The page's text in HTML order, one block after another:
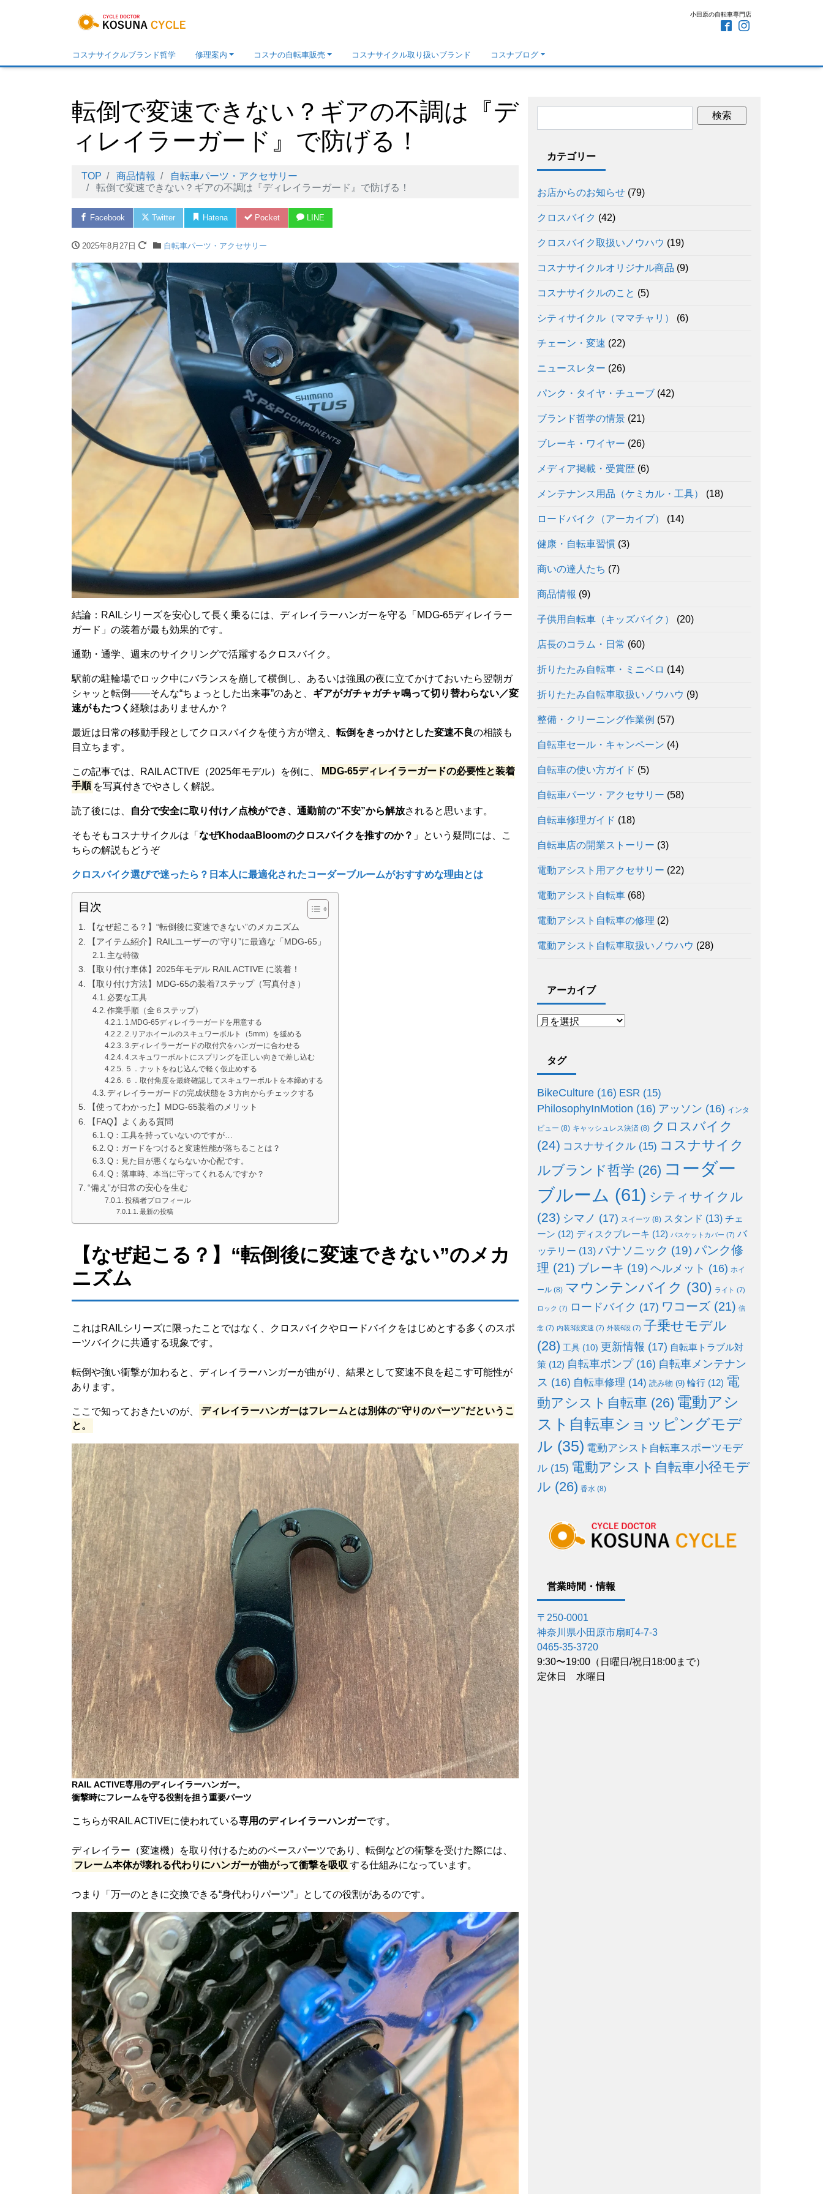
小田原の自転車専門店
コスナサイクルブランド哲学 修理案内 コスナの自転車販売 コスナサイクル取り扱いブランド コスナブログ
転倒で変速できない？ギアの不調は『デ
ィレイラーガード』で防げる！
TOP 商品情報
自転車パーツ・アクセサリー
転倒で変速できない？ギアの不調は『ディレイラーガード』で防げる！
Facebook Twitter Hatena Pocket LINE
2025年8月27日 自転車パーツ・アクセサリー
結論：RAILシリーズを安心して長く乗るには、ディレイラーハンガーを守る「MDG-65ディレイラー
ガード」の装着が最も効果的です。
通勤・通学、週末のサイクリングで活躍するクロスバイク。
駅前の駐輪場でロック中にバランスを崩して横倒し、あるいは強風の夜に立てかけておいたら翌朝ガ
シャッと転倒——そんな“ちょっとした出来事”のあと、 ギアがガチャガチャ鳴って切り替わらない／変
速がもたつく 経験はありませんか？
最近は日常の移動手段としてクロスバイクを使う方が増え、 転倒をきっかけとした変速不良の相談も
目立ちます。
この記事では、RAIL ACTIVE（2025年モデル）を例に、
MDG-65ディレイラーガードの必要性と装着
手順 を写真付きでやさしく解説。
読了後には、 自分で安全に取り付け／点検ができ、通勤前の“不安”から解放されると思います。
そもそもコスナサイクルは「 なぜKhodaaBloomのクロスバイクを推すのか？ 」という疑問には、こ
ちらの解説もどうぞ
クロスバイク選びで迷ったら？日本人に最適化されたコーダーブルームがおすすめな理由とは
目次
【なぜ起こる？】“転倒後に変速できない”のメカニズム
【アイテム紹介】RAILユーザーの“守り”に最適な「MDG-65」
主な特徴
【取り付け車体】2025年モデル RAIL ACTIVE に装着！
【取り付け方法】MDG-65の装着7ステップ（写真付き）
必要な工具
作業手順（全６ステップ）
1.MDG-65ディレイラーガードを用意する
2.リアホイールのスキュワーボルト（5mm）を緩める
3.ディレイラーガードの取付穴をハンガーに合わせる
4.スキュワーボルトにスプリングを正しい向きで差し込む
５．ナットをねじ込んで軽く仮止めする
６．取付角度を最終確認してスキュワーボルトを本締めする
ディレイラーガードの完成状態を３方向からチェックする
【使ってわかった】MDG-65装着のメリット
【FAQ】よくある質問
Q：工具を持っていないのですが…
Q：ガードをつけると変速性能が落ちることは？
Q：見た目が悪くならないか心配です。
Q：落車時、本当に守ってくれるんですか？
“備え”が日常の安心を生む
投稿者プロフィール
最新の投稿
【なぜ起こる？】“転倒後に変速できない”のメカ
ニズム
これはRAILシリーズに限ったことではなく、クロスバイクやロードバイクをはじめとする多くのスポ
ーツバイクに共通する現象です。
転倒や強い衝撃が加わると、ディレイラーハンガーが曲がり、結果として変速不良を起こす可能性が
あります。
ここで知っておきたいのが、
ディレイラーハンガーはフレームとは別体の“守りのパーツ”だというこ
と。
RAIL ACTIVE専用のディレイラーハンガー。
衝撃時にフレームを守る役割を担う重要パーツ
こちらがRAIL ACTIVEに使われている専用のディレイラーハンガーです。
ディレイラー（変速機）を取り付けるためのベースパーツであり、転倒などの衝撃を受けた際には、
フレーム本体が壊れる代わりにハンガーが曲がって衝撃を吸収 する仕組みになっています。
つまり「万一のときに交換できる“身代わりパーツ”」としての役割があるのです。
カテゴリー
お店からのお知らせ (79)
クロスバイク (42)
クロスバイク取扱いノウハウ (19)
コスナサイクルオリジナル商品 (9)
コスナサイクルのこと (5)
シティサイクル（ママチャリ） (6)
チェーン・変速 (22)
ニュースレター (26)
パンク・タイヤ・チューブ (42)
ブランド哲学の情景 (21)
ブレーキ・ワイヤー (26)
メディア掲載・受賞歴 (6)
メンテナンス用品（ケミカル・工具） (18)
ロードバイク（アーカイブ） (14)
健康・自転車習慣 (3)
商いの達人たち (7)
商品情報 (9)
子供用自転車（キッズバイク） (20)
店長のコラム・日常 (60)
折りたたみ自転車・ミニベロ (14)
折りたたみ自転車取扱いノウハウ (9)
整備・クリーニング作業例 (57)
自転車セール・キャンペーン (4)
自転車の使い方ガイド (5)
自転車パーツ・アクセサリー (58)
自転車修理ガイド (18)
自転車店の開業ストーリー (3)
電動アシスト用アクセサリー (22)
電動アシスト自転車 (68)
電動アシスト自転車の修理 (2)
電動アシスト自転車取扱いノウハウ (28)
アーカイブ
タグ
BikeCulture (16) ESR (15)
PhilosophyInMotion (16) アッソン (16) インタ
ビュー (8) キャッシュレス決済 (8) クロスバイク
(24) コスナサイクル (15) コスナサイク
ルブランド哲学 (26) コーダー
ブルーム (61) シティサイクル
(23) シマノ (17) スイーツ (8) スタンド (13) チェ
ーン (12) ディスクブレーキ (12) バスケットカバー (7) バ
ッテリー (13) パナソニック (19)パンク修
理 (21) ブレーキ (19) ヘルメット (16) ホイ
ール (8) マウンテンバイク (30) ライト (7)
ロック (7) ロードバイク (17) ワコーズ (21) 信
念 (7) 内装3段変速 (7) 外装6段 (7) 子乗せモデル
(28) 工具 (10) 更新情報 (17) 自転車トラブル対
策 (12) 自転車ポンプ(16) 自転車メンテナン
ス (16) 自転車修理 (14) 読み物 (9) 輪行 (12) 電
動アシスト自転車 (26) 電動アシ
スト自転車ショッピングモデ
ル (35) 電動アシスト自転車スポーツモデ
ル (15) 電動アシスト自転車小径モデ
ル (26) 香水 (8)
営業時間・情報
〒250-0001
神奈川県小田原市扇町4-7-3
0465-35-3720
9:30〜19:00（日曜日/祝日18:00まで）
定休日 水曜日